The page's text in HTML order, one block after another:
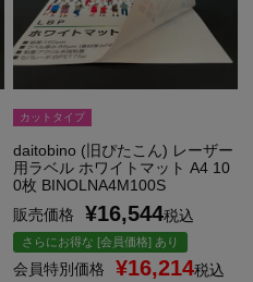
カットタイプ
daitobino (旧ぴたこん) レーザー
用ラベル ホワイトマット A4 10
0枚 BINOLNA4M100S
販売価格
¥16,544税込
さらにお得な [会員価格] あり
会員特別価格 ¥16,214税込